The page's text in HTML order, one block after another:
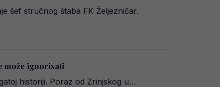
šef stručnog štaba FK Željezničar.
može ignorisati
historiji. Poraz od Zrinjskog u…